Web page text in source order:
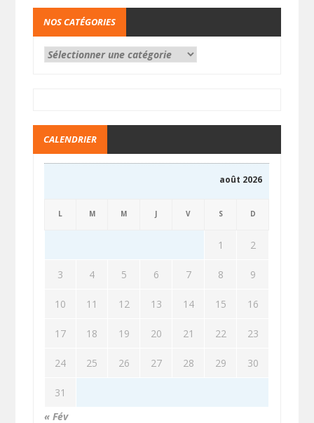
NOS CATÉGORIES
CALENDRIER
août 2026
L M M J V S D
1 2
3 4 5 6 7 8 9
10 11 12 13 14 15 16
17 18 19 20 21 22 23
24 25 26 27 28 29 30
31
« Fév